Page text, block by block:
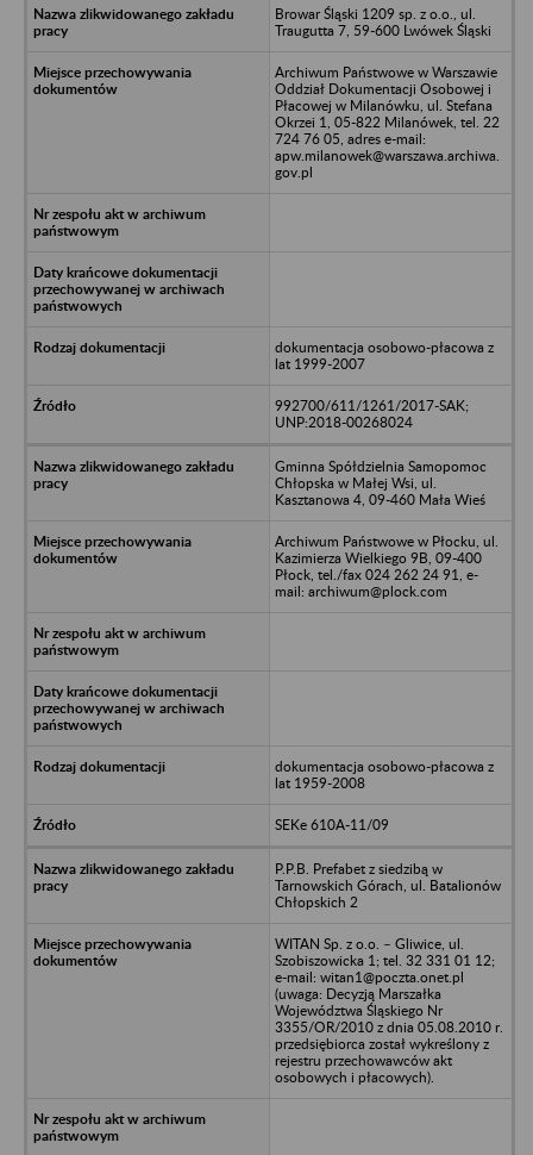
Browar Śląski 1209 sp. z o.o., ul.
Traugutta 7, 59-600 Lwówek Śląski
Archiwum Państwowe w Warszawie
Oddział Dokumentacji Osobowej i
Płacowej w Milanówku, ul. Stefana
Okrzei 1, 05-822 Milanówek, tel. 22
724 76 05, adres e-mail:
apw.milanowek@warszawa.archiwa.
gov.pl
dokumentacja osobowo-płacowa z
lat 1999-2007
992700/611/1261/2017-SAK;
UNP:2018-00268024
Gminna Spółdzielnia Samopomoc
Chłopska w Małej Wsi, ul.
Kasztanowa 4, 09-460 Mała Wieś
Archiwum Państwowe w Płocku, ul.
Kazimierza Wielkiego 9B, 09-400
Płock, tel./fax 024 262 24 91, e-
mail: archiwum@plock.com
dokumentacja osobowo-płacowa z
lat 1959-2008
SEKe 610A-11/09
P.P.B. Prefabet z siedzibą w
Tarnowskich Górach, ul. Batalionów
Chłopskich 2
WITAN Sp. z o.o. – Gliwice, ul.
Szobiszowicka 1; tel. 32 331 01 12;
e-mail: witan1@poczta.onet.pl
(uwaga: Decyzją Marszałka
Województwa Śląskiego Nr
3355/OR/2010 z dnia 05.08.2010 r.
przedsiębiorca został wykreślony z
rejestru przechowawców akt
osobowych i płacowych).